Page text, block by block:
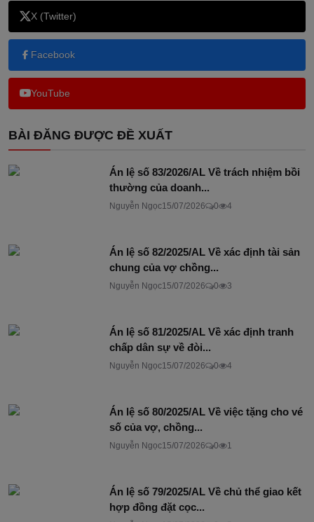
X (Twitter)
Facebook
YouTube
BÀI ĐĂNG ĐƯỢC ĐỀ XUẤT
Án lệ số 83/2026/AL Về trách nhiệm bồi
thường của doanh...
Nguyễn Ngọc15/07/2026 0 4
Án lệ số 82/2025/AL Về xác định tài sản
chung của vợ chồng...
Nguyễn Ngọc15/07/2026 0 3
Án lệ số 81/2025/AL Về xác định tranh
chấp dân sự về đòi...
Nguyễn Ngọc15/07/2026 0 4
Án lệ số 80/2025/AL Về việc tặng cho vé
số của vợ, chồng...
Nguyễn Ngọc15/07/2026 0 1
Án lệ số 79/2025/AL Về chủ thể giao kết
hợp đồng đặt cọc...